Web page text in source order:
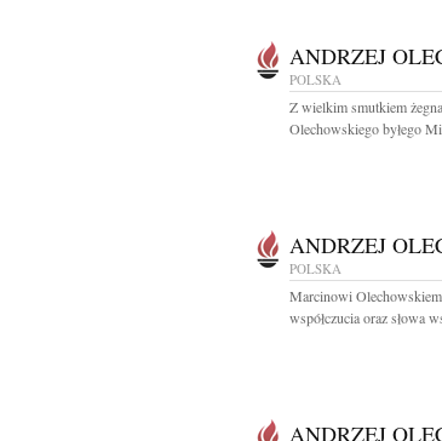
ANDRZEJ
POLSKA
Z wielkim smutkiem
Olechowskiego byłego
ANDRZEJ
POLSKA
Marcinowi
współczucia oraz słowa
ANDRZEJ